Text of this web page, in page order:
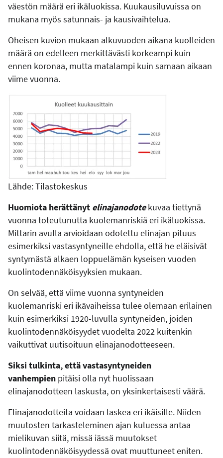
väestön määrä eri ikäluokissa. Kuukausiluvuissa on
mukana myös satunnais- ja kausivaihtelua.
Oheisen kuvion mukaan alkuvuoden aikana kuolleiden
määrä on edelleen merkittävästi korkeampi kuin
ennen koronaa, mutta matalampi kuin samaan aikaan
viime vuonna.
Lähde: Tilastokeskus
Huomiota herättänyt elinajanodotekuvaa tiettynä
vuonna toteutunutta kuolemanriskiä eri ikäluokissa.
Mittarin avulla arvioidaan odotettu elinajan pituus
esimerkiksi vastasyntyneille ehdolla, että he eläisivät
syntymästä alkaen loppuelämän kyseisen vuoden
kuolintodennäköisyyksien mukaan.
On selvää, että viime vuonna syntyneiden
kuolemanriski eri ikävaiheissa tulee olemaan erilainen
kuin esimerkiksi 1920-luvulla syntyneiden, joiden
kuolintodennäköisyydet vuodelta 2022 kuitenkin
vaikuttivat uutisoituun elinajanodotteeseen.
Siksi tulkinta, että vastasyntyneiden
vanhempien pitäisi olla nyt huolissaan
elinajanodotteen laskusta, on yksinkertaisesti väärä.
Elinajanodotteita voidaan laskea eri ikäisille. Niiden
muutosten tarkasteleminen ajan kuluessa antaa
mielikuvan siitä, missä iässä muutokset
kuolintodennäköisyydessä ovat muuttuneet eniten.